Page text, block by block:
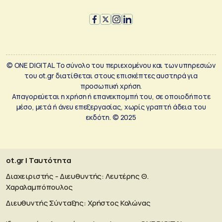
© ONE DIGITAL Το σύνολο του περιεχομένου και των υπηρεσιών
του ot.gr διατίθεται στους επισκέπτες αυστηρά για
προσωπική χρήση.
Απαγορεύεται η χρήση ή επανεκπομπή του, σε οποιοδήποτε
μέσο, μετά ή άνευ επεξεργασίας, χωρίς γραπτή άδεια του
εκδότη. © 2025
ot.gr | Ταυτότητα
Διαχειριστής - Διευθυντής: Λευτέρης Θ.
Χαραλαμπόπουλος
Διευθυντής Σύνταξης: Χρήστος Κολώνας